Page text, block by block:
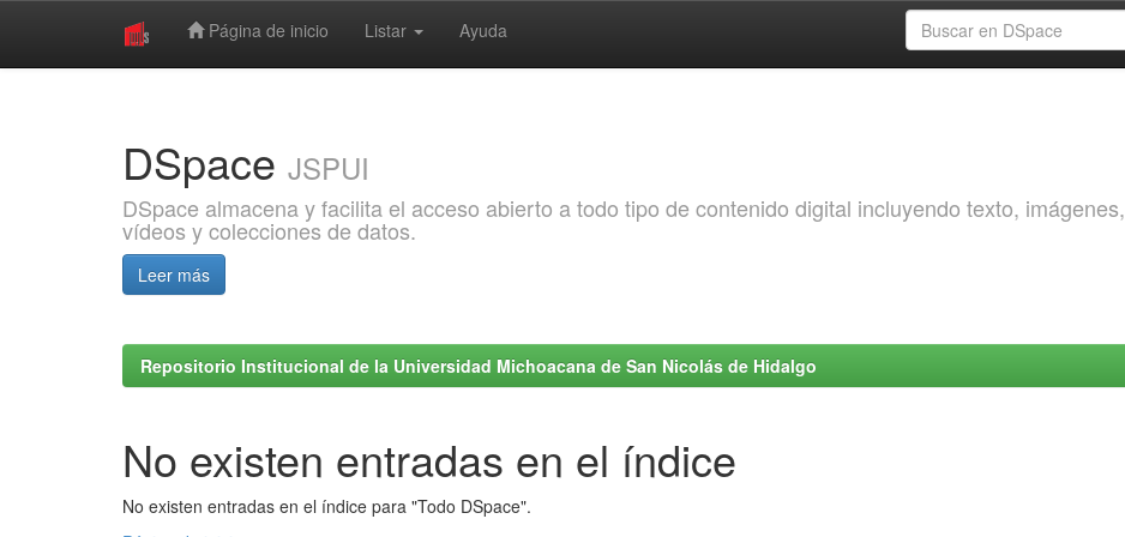
Página de inicio Listar Ayuda
DSpace JSPUI
DSpace almacena y facilita el acceso abierto a todo tipo de contenido digital incluyendo texto, imágenes,
vídeos y colecciones de datos.
Leer más
Repositorio Institucional de la Universidad Michoacana de San Nicolás de Hidalgo
No existen entradas en el índice
No existen entradas en el índice para "Todo DSpace".